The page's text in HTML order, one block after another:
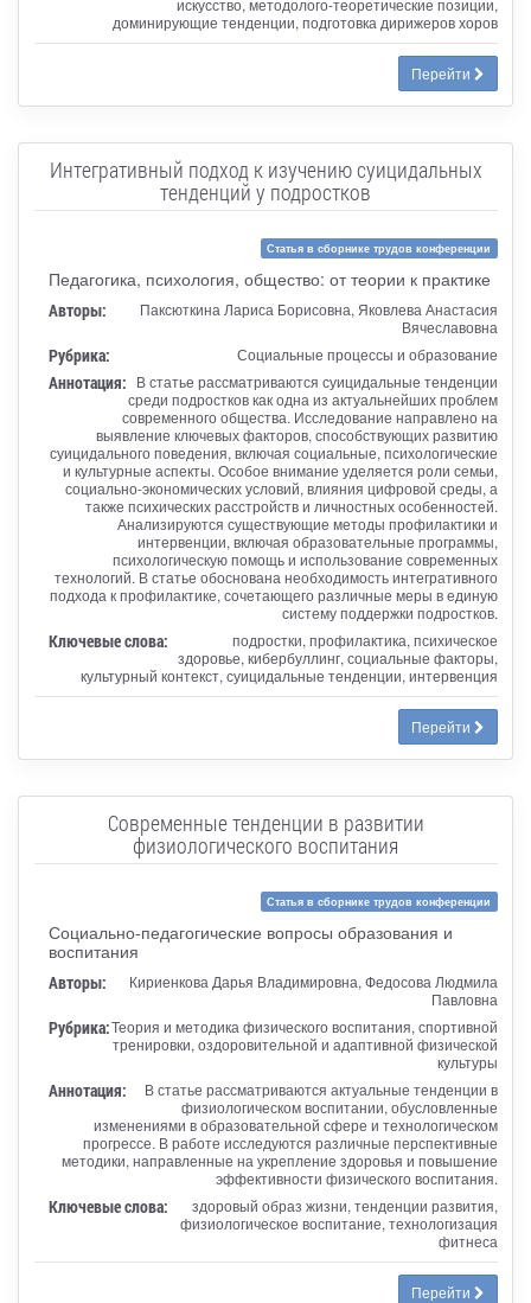
доминирующие тенденции, подготовка дирижеров хоров
Перейти
Интегративный подход к изучению суицидальных
тенденций у подростков
Статья в сборнике трудов конференции
Педагогика, психология, общество: от теории к практике
Авторы:
Паксюткина Лариса Борисовна, Яковлева Анастасия
Вячеславовна
Рубрика: Социальные процессы и образование
Аннотация: В статье рассматриваются суицидальные тенденции
среди подростков как одна из актуальнейших проблем
современного общества. Исследование направлено на
выявление ключевых факторов, способствующих развитию
суицидального поведения, включая социальные, психологические
и культурные аспекты. Особое внимание уделяется роли семьи,
социально-экономических условий, влияния цифровой среды, а
также психических расстройств и личностных особенностей.
Анализируются существующие методы профилактики и
интервенции, включая образовательные программы,
психологическую помощь и использование современных
технологий. В статье обоснована необходимость интегративного
подхода к профилактике, сочетающего различные меры в единую
систему поддержки подростков.
Ключевые слова:
подростки, профилактика, психическое
здоровье, кибербуллинг, социальные факторы,
культурный контекст, суицидальные тенденции, интервенция
Перейти
Современные тенденции в развитии
физиологического воспитания
Статья в сборнике трудов конференции
Социально-педагогические вопросы образования и
воспитания
Авторы:
Кириенкова Дарья Владимировна, Федосова Людмила
Павловна
Рубрика:Теория и методика физического воспитания, спортивной
тренировки, оздоровительной и адаптивной физической
культуры
Аннотация:
В статье рассматриваются актуальные тенденции в
физиологическом воспитании, обусловленные
изменениями в образовательной сфере и технологическом
прогрессе. В работе исследуются различные перспективные
методики, направленные на укрепление здоровья и повышение
эффективности физического воспитания.
Ключевые слова:
здоровый образ жизни, тенденции развития,
физиологическое воспитание, технологизация
фитнеса
Перейти